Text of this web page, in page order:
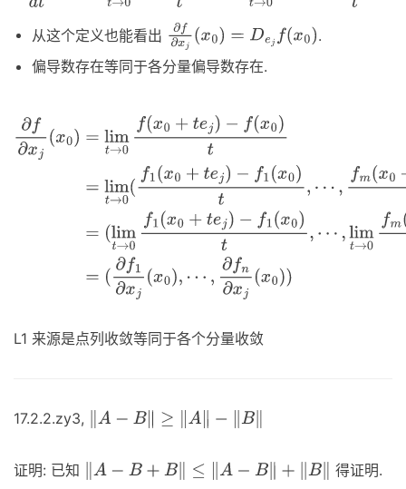
从这个定义也能看出 ∂f∂xj(x0 =Dejf(x0)
.
偏导数存在等同于各分量偏导数存在.
∂f∂ xj 0 lim 0f(x0 +tej)−f( x0 )t=limt
−f1 ( ) ,fm( m(x
lim →0fm(x0 +t ej)−f m( x0)t),L1 xj(x0),
(x
L1 来源是点列收敛等同于各个分量收敛
17.2.2.zy3, A− B‖ ≥‖A −‖ ‖
证明: 已知 A− B+ B‖ ≤‖A− +‖ ‖ 得证明.